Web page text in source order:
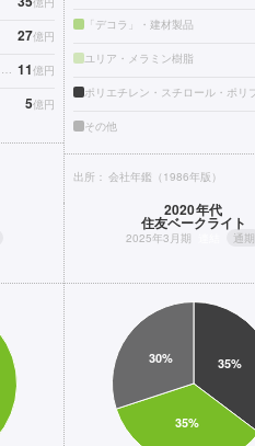
27億円
ポリエチレン・ポリプロピレン・スチロール・ABS樹脂製品 11億円
5億円
「デコラ」・建材製品
ユリア・メラミン樹脂
その他
出所： 会社年鑑（1986年版）
2020年代
住友ベークライト
2025年3月期 通期